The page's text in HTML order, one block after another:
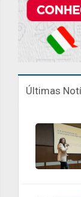
Últimas